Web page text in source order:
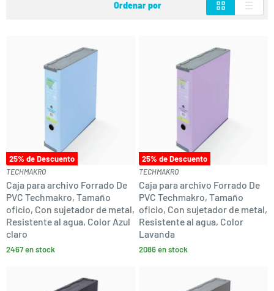
Ordenar por
25% de Descuento
TECHMAKRO
Caja para archivo Forrado De
PVC Techmakro, Tamaño
oficio, Con sujetador de metal,
Resistente al agua, Color Azul
claro
2467 en stock
25% de Descuento
TECHMAKRO
Caja para archivo Forrado De
PVC Techmakro, Tamaño
oficio, Con sujetador de metal,
Resistente al agua, Color
Lavanda
2086 en stock